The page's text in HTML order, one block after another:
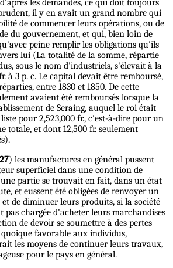
il y en avait un grand nombre qui
de commencer leurs opérations, ou de
du gouvernement, et qui, bien loin de
peine remplir les obligations qu'ils
lui (La totalité de la somme, répartie
sous le nom d'industriels, s'élevait à la
à 3 p. c. Le capital devait être remboursé,
entre 1830 et 1850. De cette
avaient été remboursés lorsque la
de Seraing, auquel le roi était
pour 2,523,000 fr., c'est-à-dire pour un
totale, et dont 12,500 fr. seulement
) les manufactures en général pussent
superficiel dans une condition de
partie se trouvait en fait, dans un état
et eussent été obligées de renvoyer un
de diminuer leurs produits, si la société
pas chargée d'acheter leurs marchandises
de devoir se soumettre à des pertes
favorable aux individus,
les moyens de continuer leurs travaux,
pour le pays en général.